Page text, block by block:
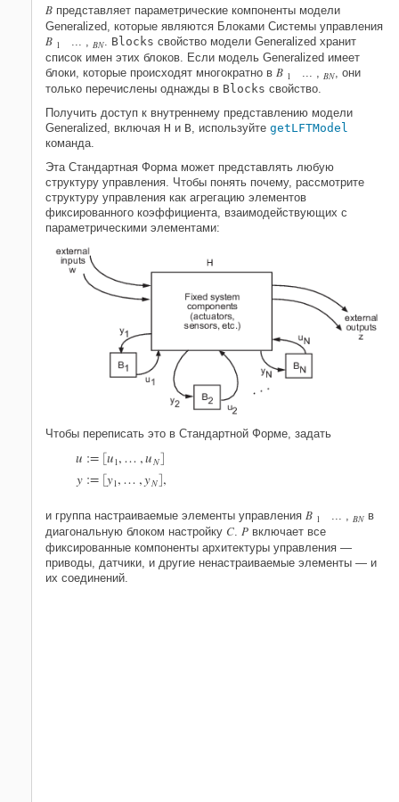
B представляет параметрические компоненты модели
Generalized, которые являются Блоками Системы управления
B 1 ... , BN. Blocks свойство модели Generalized хранит
список имен этих блоков. Если модель Generalized имеет
блоки, которые происходят многократно в B 1 ... , BN, они
только перечислены однажды в Blocks свойство.
Получить доступ к внутреннему представлению модели
Generalized, включая H и B, используйте getLFTModel
команда.
Эта Стандартная Форма может представлять любую
структуру управления. Чтобы понять почему, рассмотрите
структуру управления как агрегацию элементов
фиксированного коэффициента, взаимодействующих с
параметрическими элементами:
Чтобы переписать это в Стандартной Форме, задать
u := u1,… ,uN
y := y1,… ,yN ,
и группа настраиваемые элементы управления B 1 ... , BN в
диагональную блоком настройку C. P включает все
фиксированные компоненты архитектуры управления —
приводы, датчики, и другие ненастраиваемые элементы — и
их соединений.